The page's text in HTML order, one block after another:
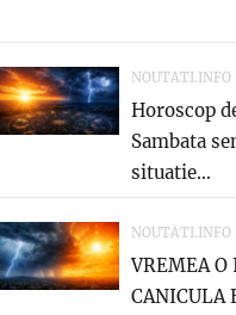
NOUTATI.INFO
Horoscop
Sambata
situatie…
NOUTATI.INFO
VREMEA
CANICULA